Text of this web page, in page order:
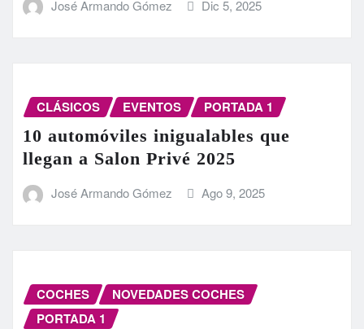
José Armando Gómez Dic 5, 2025
CLÁSICOS EVENTOS PORTADA 1
10 automóviles inigualables que
llegan a Salon Privé 2025
José Armando Gómez Ago 9, 2025
COCHES
NOVEDADES COCHES
PORTADA 1